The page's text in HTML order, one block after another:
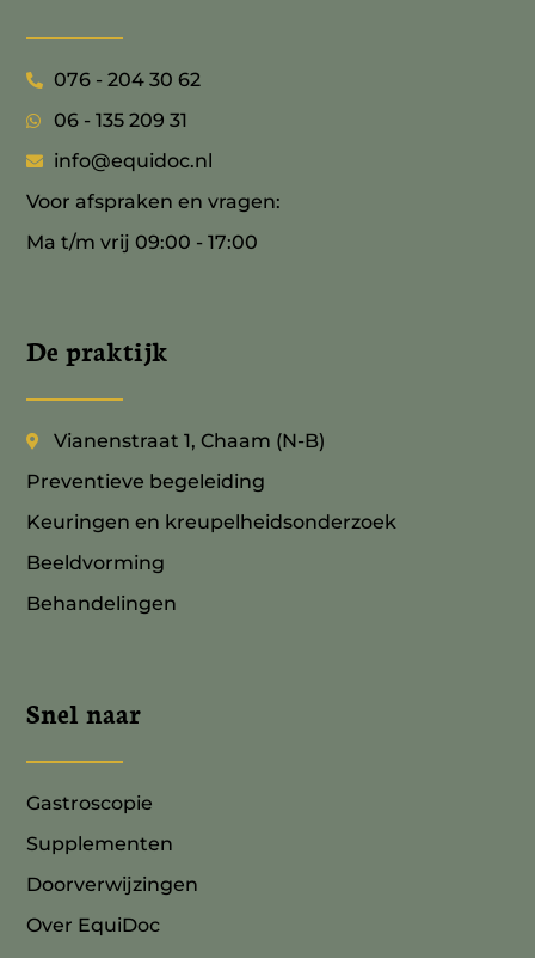
076 - 204 30 62
06 - 135 209 31
info@equidoc.nl
Voor afspraken en vragen:
Ma t/m vrij 09:00 - 17:00
De praktijk
Vianenstraat 1, Chaam (N-B)
Preventieve begeleiding
Keuringen en kreupelheidsonderzoek
Beeldvorming
Behandelingen
Snel naar
Gastroscopie
Supplementen
Doorverwijzingen
Over EquiDoc